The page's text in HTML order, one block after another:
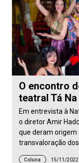
O encontro
teatral Tá Na
Em entrevista à
o diretor Amir
que deram origem
transvaloração dos
Coluna 15/11/2022